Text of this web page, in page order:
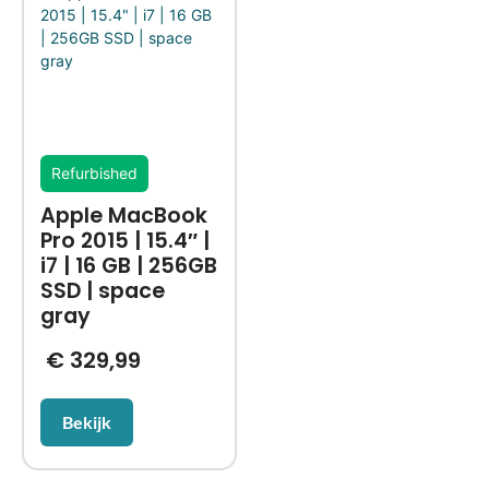
Refurbished
Apple MacBook
Pro 2015 | 15.4″ |
i7 | 16 GB | 256GB
SSD | space
gray
€329,99
Bekijk